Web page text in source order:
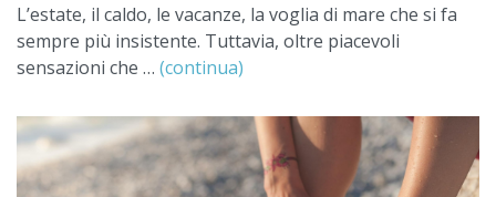
L’estate, il caldo, le vacanze, la voglia di mare che si fa
sempre più insistente. Tuttavia, oltre piacevoli
sensazioni che … (continua)